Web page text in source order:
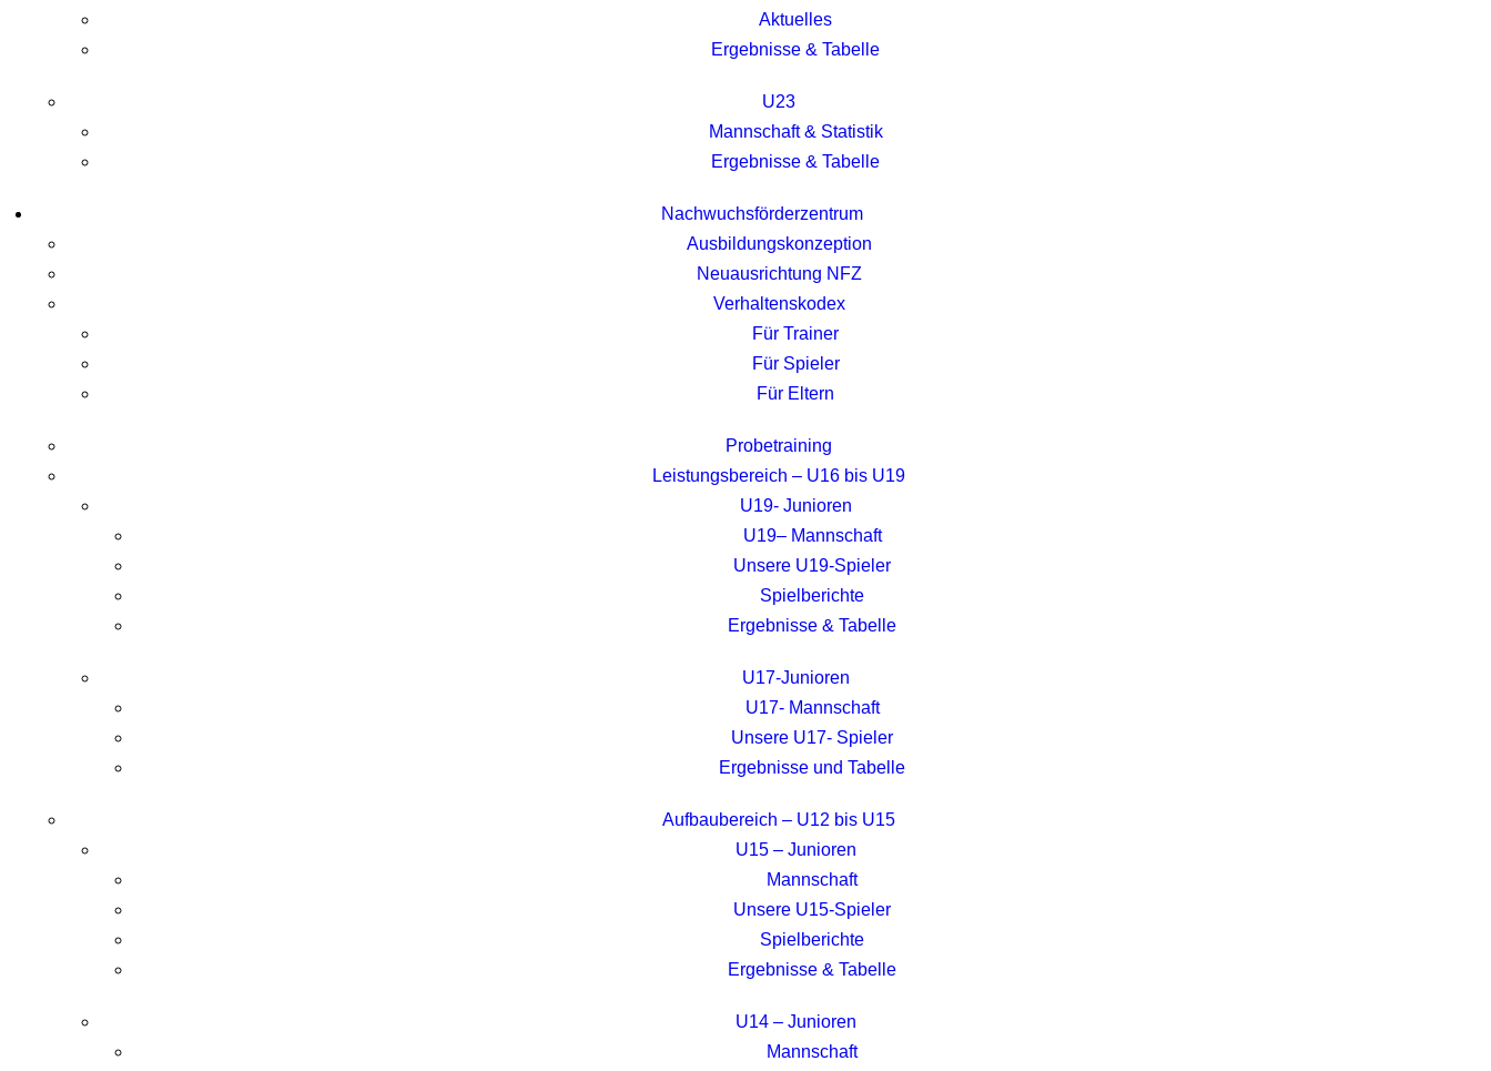
Aktuelles
Ergebnisse & Tabelle
U23
Mannschaft & Statistik
Ergebnisse & Tabelle
Nachwuchsförderzentrum
Ausbildungskonzeption
Neuausrichtung NFZ
Verhaltenskodex
Für Trainer
Für Spieler
Für Eltern
Probetraining
Leistungsbereich – U16 bis U19
U19- Junioren
U19– Mannschaft
Unsere U19-Spieler
Spielberichte
Ergebnisse & Tabelle
U17-Junioren
U17- Mannschaft
Unsere U17- Spieler
Ergebnisse und Tabelle
Aufbaubereich – U12 bis U15
U15 – Junioren
Mannschaft
Unsere U15-Spieler
Spielberichte
Ergebnisse & Tabelle
U14 – Junioren
Mannschaft